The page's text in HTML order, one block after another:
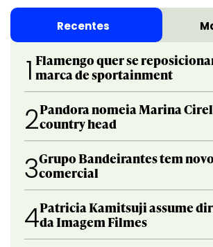
Recentes
1 Flamengo quer se
marca de sportainment
2Pandora nomeia Marina
country head
3Grupo Bandeirantes tem
comercial
4Patricia Kamitsuji assume
da Imagem Filmes